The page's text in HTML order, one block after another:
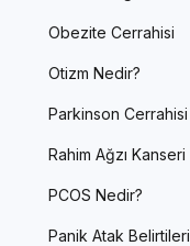
Obezite Cerrahisi
Otizm Nedir?
Parkinson Cerrahisi
Rahim Ağzı Kanseri
PCOS Nedir?
Panik Atak Belirtileri